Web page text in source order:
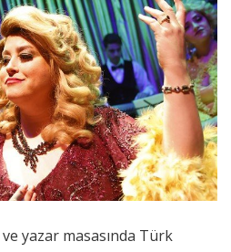
yazar masasında Türk